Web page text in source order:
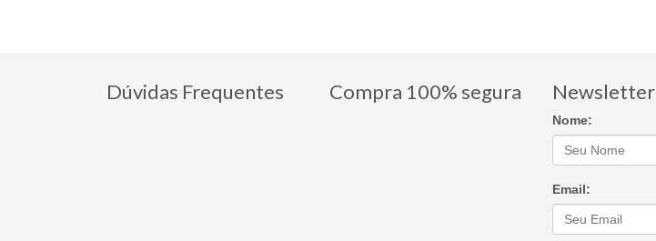
Dúvidas Frequentes Compra 100% segura Newsletter
Nome:
Email: